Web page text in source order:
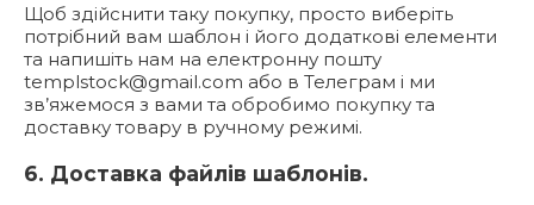
Щоб здійснити таку покупку, просто виберіть
потрібний вам шаблон і його додаткові елементи
та напишіть нам на електронну пошту
templstock@gmail.com або в Телеграм і ми
зв’яжемося з вами та обробимо покупку та
доставку товару в ручному режимі.
6. Доставка файлів шаблонів.